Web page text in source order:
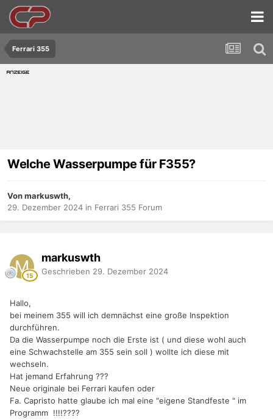
Ferrari 355
Welche Wasserpumpe für F355?
Von markuswth,
29. Dezember 2024 in Ferrari 355 Forum
markuswth
Geschrieben 29. Dezember 2024
Hallo,
bei meinem 355 will ich demnächst eine große Inspektion
durchführen.
Da die Wasserpumpe noch die Erste ist ( und diese wohl auch
eine Schwachstelle am 355 sein soll ) wollte ich diese mit
wechseln.
Hat jemand Erfahrung ???
Neue originale bei Ferrari kaufen oder
Fa. Capristo hatte glaube ich mal eine "eigene Standfeste " im
Programm !!!!????